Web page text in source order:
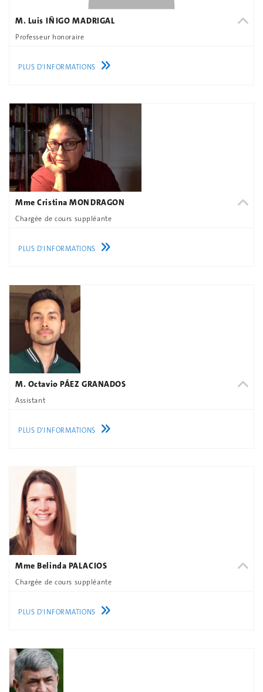
M. Luis IÑIGO MADRIGAL
Professeur honoraire
PLUS D'INFORMATIONS
Mme Cristina MONDRAGON
Chargée de cours suppléante
PLUS D'INFORMATIONS
M. Octavio PÁEZ GRANADOS
Assistant
PLUS D'INFORMATIONS
Mme Belinda PALACIOS
Chargée de cours suppléante
PLUS D'INFORMATIONS